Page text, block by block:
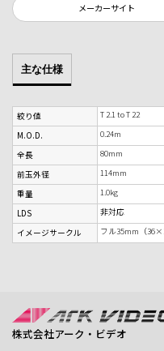
メーカーサイト
主な仕様
絞り値
T 2.1 to T 22
M.O.D.
0.24m
全長
80mm
前玉外径
114mm
重量
1.0kg
LDS
非対応
イメージサークル
フル35mm（
株式会社アーク・ビデオ